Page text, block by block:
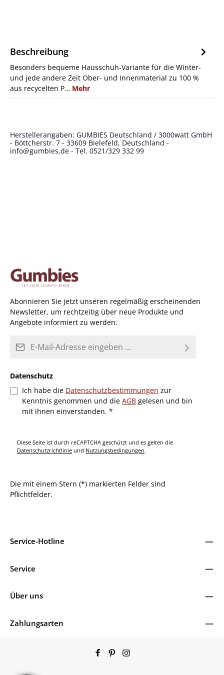
Beschreibung
Besonders bequeme Hausschuh-Variante für die Winter-
und jede andere Zeit Ober- und Innenmaterial zu 100 %
aus recycelten P… Mehr
Herstellerangaben: GUMBIES Deutschland / 3000watt GmbH
- Böttcherstr. 7 - 33609 Bielefeld, Deutschland -
info@gumbies.de - Tel. 0521/329 332 99
Abonnieren Sie jetzt unseren regelmäßig erscheinenden
Newsletter, um rechtzeitig über neue Produkte und
Angebote informiert zu werden.
Datenschutz
Ich habe die Datenschutzbestimmungen zur
Kenntnis genommen und die AGB gelesen und bin
mit ihnen einverstanden. *
Diese Seite ist durch reCAPTCHA geschützt und es gelten die
Datenschutzrichtlinie und Nutzungsbedingungen.
Die mit einem Stern (*) markierten Felder sind
Pflichtfelder.
Service-Hotline
Service
Über uns
Zahlungsarten